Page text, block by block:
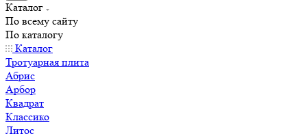
Каталог
По всему сайту
По каталогу
Каталог
Тротуарная плита
Абрис
Арбор
Квадрат
Классико
Литос